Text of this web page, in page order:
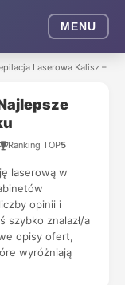
MENU
Laserowa Kalisz –
Ranking TOP5
laserową w
opinii i
znalazł/a
opisy ofert,
wyróżniają